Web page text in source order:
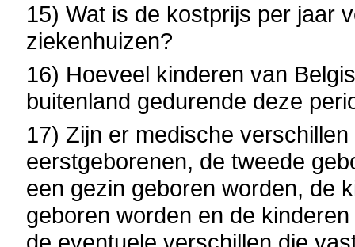
15) Wat is de kostprijs per jaar
ziekenhuizen?
16) Hoeveel kinderen van
buitenland gedurende deze
17) Zijn er medische
eerstgeborenen, de tweede
een gezin geboren worden, de
geboren worden en de